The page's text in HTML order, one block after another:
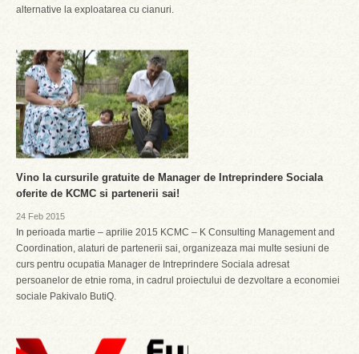
alternative la exploatarea cu cianuri.
Vino la cursurile gratuite de Manager de Intreprindere Sociala
oferite de KCMC si partenerii sai!
24 Feb 2015
In perioada martie – aprilie 2015 KCMC – K Consulting Management and
Coordination, alaturi de partenerii sai, organizeaza mai multe sesiuni de
curs pentru ocupatia Manager de Intreprindere Sociala adresat
persoanelor de etnie roma, in cadrul proiectului de dezvoltare a economiei
sociale Pakivalo ButiQ.